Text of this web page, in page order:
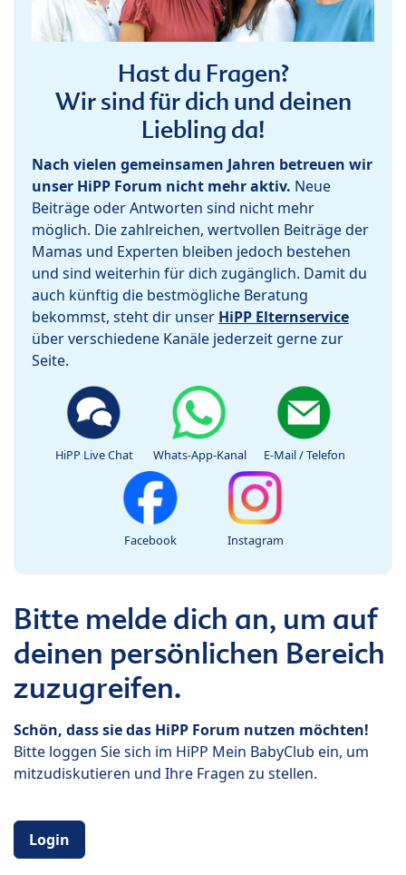
Hast du Fragen?
Wir sind für dich und deinen
Liebling da!
Nach vielen gemeinsamen Jahren betreuen wir
unser HiPP Forum nicht mehr aktiv. Neue
Beiträge oder Antworten sind nicht mehr
möglich. Die zahlreichen, wertvollen Beiträge der
Mamas und Experten bleiben jedoch bestehen
und sind weiterhin für dich zugänglich. Damit du
auch künftig die bestmögliche Beratung
bekommst, steht dir unser HiPP Elternservice
über verschiedene Kanäle jederzeit gerne zur
Seite.
HiPP Live Chat Whats-App-Kanal E-Mail / Telefon
Facebook Instagram
Bitte melde dich an, um auf
deinen persönlichen Bereich
zuzugreifen.
Schön, dass sie das HiPP Forum nutzen möchten!
Bitte loggen Sie sich im HiPP Mein BabyClub ein, um
mitzudiskutieren und Ihre Fragen zu stellen.
Login